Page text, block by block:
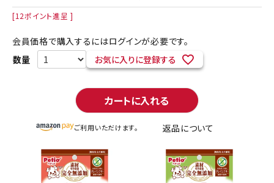
[12ポイント進呈 ]
会員価格で購入するにはログインが必要です。
お気に入りに登録する
カートに入れる
ご利用いただけます。 返品について